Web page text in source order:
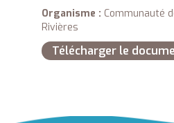
Organisme : Communauté
Rivières
Télécharger le